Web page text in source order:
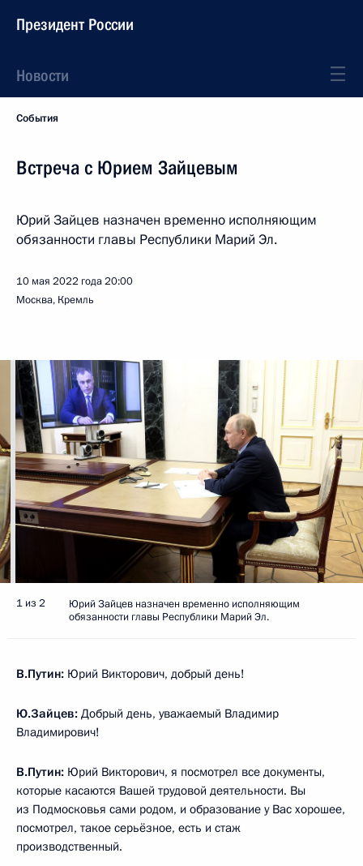
Президент России
Новости
События
Встреча с Юрием Зайцевым
Юрий Зайцев назначен временно исполняющим
обязанности главы Республики Марий Эл.
10 мая 2022 года20:00
Москва, Кремль
1 из 2
Юрий Зайцев назначен временно исполняющим
обязанности главы Республики Марий Эл.
В.Путин: Юрий Викторович, добрый день!
Ю.Зайцев: Добрый день, уважаемый Владимир
Владимирович!
В.Путин: Юрий Викторович, я посмотрел все документы,
которые касаются Вашей трудовой деятельности. Вы
из Подмосковья сами родом, и образование у Вас хорошее,
посмотрел, такое серьёзное, есть и стаж
производственный.